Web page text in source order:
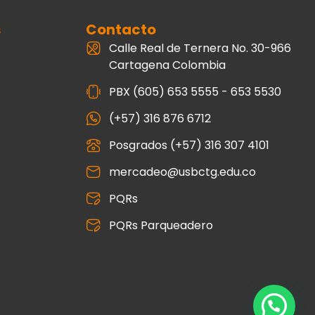
Contacto
Calle Real de Ternera No. 30-966
Cartagena Colombia
PBX (605) 653 5555 - 653 5530
(+57) 316 876 6712
Posgrados (+57) 316 307 4101
mercadeo@usbctg.edu.co
PQRs
PQRs Parqueadero